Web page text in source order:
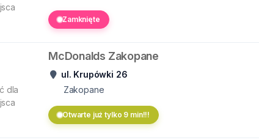
Zamknięte
dla
McDonalds Zakopane
ul. Krupówki 26
Zakopane
Otwarte już tylko 9 min!!!